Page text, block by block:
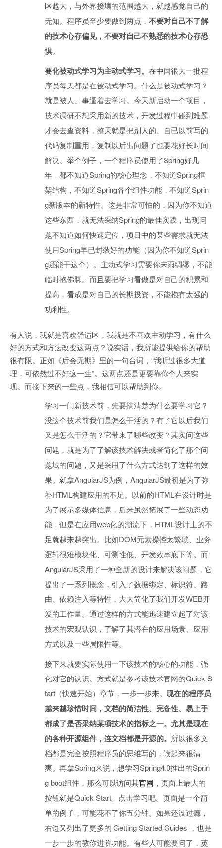
区越大，与外界接壤的范围越大，就越感觉自己的
无知。程序员至少要做到两点， 不要对自己不了解
的技术心存偏见，不要对自己不熟悉的技术心存恐
惧。
要化被动式学习为主动式学习。 在中国很大一批程
序员每天都是在被动式学习。什么是被动式学习？
就是被人、事逼着去学习。今天新启动一个项目，
技术调研不想采用新的技术，开发过程中碰到难题
才会去查资料，整天就是把别人的、自已以前写的
代码复制重用，复制以后出问题了也要花好长时间
解决。举个例子，一个程序员使用了Spring好几
年，都不知道Spring的核心理念，不知道Spring框
架结构，不知道Spring各个组件功能，不知道Sprin
g新版本的新特性。这是非常可怕的，因为你不知道
这些东西，就无法采纳Spring的最佳实践，出现问
题不知道如何快速定位，项目中的某些需求就无法
使用Spring早已封装好的功能（因为你不知道Sprin
g还能干这个）。主动式学习需要你未雨绸缪，不能
临时抱佛脚。而且要把学习看做是对自己的积累和
提高，看成是对自己的长期投资，不能抱有太强的
功利性。
有人说，我就是喜欢舒适区，我就是不喜欢主动学习，有什么
好的方式和方法改变这两点？说实话，我所能提供给你的帮助
很有限。正如《后会无期》里的一句台词，“我听过很多大道
理，可依然过不好这一生”。这两点还是更要靠你个人来实
现。而接下来的一些点，我相信可以帮助到你。
学习一门新技术前，先要搞清楚为什么要学习它？
没这个技术前我们是怎么干活的？有了它以后我们
又是怎么干活的？它带来了哪些改变？其实问这些
问题，就是为了了解该技术解决或者简化了那个问
题域的问题，又是采用了什么方式达到了这样的效
果。就拿AngularJS为例，AngularJS最初是为了弥
补HTML构建应用的不足。以前的HTML在设计时是
为了展示多媒体信息，后来虽然拓展了一些动态功
能，但是在应用web化的潮流下，HTML设计上的不
足就越来越突出。比如DOM元素操控太繁琐、业务
逻辑很难模块化、可测性低、开发效率底下等。而
AngularJS采用了一种全新的设计来解决该问题，它
提出了一系列概念，引入了数据绑定、标识符、路
由、依赖注入等特性，大大简化了我们开发WEB开
发的工作量。通过这样的方式能迅速建立起了对该
技术的宏观认识，了解了其潜在的应用场景、应用
方式以及一些局限性等。
接下来就要实际使用一下该技术的核心的功能，强
化对它的认识。方式就是参考该技术官网的Quick S
tart（快速开始）章节，一步一步来。 现在的程序员
越来越珍惜时间，文档的简洁性、完备性、易上手
都成了是否采纳某项技术的指标之一。尤其是现在
的各种开源组件，连文档都是开源的。 所以很多文
档都是完全按照程序员的思维写的，读起来很清
爽。再拿Spring来说，想学习Spring4.0推出的Sprin
g boot组件，那么可以访问其官网 ，页面上最大的
按钮就是Quick Start。点击学习吧。页面是一个简
单的例子，可能花不了你五分钟。如果还没过瘾，
右边又列出了更多的 Getting Started Guides ，也是
一步一步的教你进阶功能。有些人可能要问了，英